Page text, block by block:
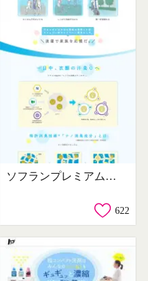
ソフランプレミアム消臭
622